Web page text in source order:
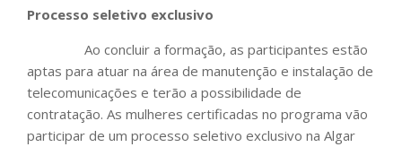
Processo seletivo exclusivo
Ao concluir a formação, as participantes estão
aptas para atuar na área de manutenção e instalação de
telecomunicações e terão a possibilidade de
contratação. As mulheres certificadas no programa vão
participar de um processo seletivo exclusivo na Algar